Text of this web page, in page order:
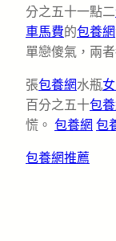
分之五十一點二
車馬費的包養網
單戀傻氣，兩
張包養網水瓶
百分之五十包
慌。 包養網 包
包養網推薦